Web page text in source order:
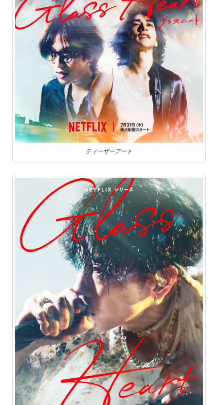
ティーザーアート